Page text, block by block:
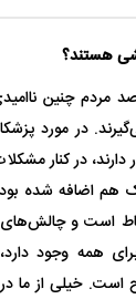
هستند؟
مردم چنین
در مورد
در کنار
اضافه شده بود.
است و چالش‌های
همه وجود
خیلی از ما